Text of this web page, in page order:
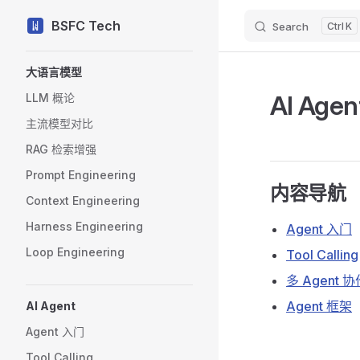
Skip to content
BSFC Tech Search K
大语言模型
LLM 概论
主流模型对比
RAG 检索增强
Prompt Engineering
Context Engineering
Harness Engineering
Loop Engineering
AI Agent
Agent 入门
Tool Calling
AI
内容导航
Agent 入门
Tool Calling
多 Agent 协
Agent 框架